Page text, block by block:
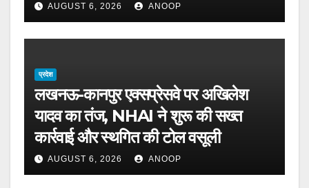
AUGUST 6, 2026 ANOOP
प्रदेश
लखनऊ-कानपुर एक्सप्रेसवे पर अखिलेश
यादव का तंज, NHAI ने शुरू की सख्त
कार्रवाई और स्थगित की टोल वसूली
AUGUST 6, 2026 ANOOP